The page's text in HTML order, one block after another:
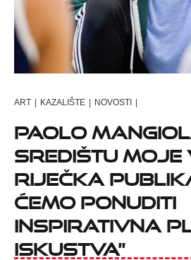
ART | KAZALIŠTE | NOVOSTI |
Paolo
središtu moje
riječka
ćemo ponuditi
inspirativna
iskustva”